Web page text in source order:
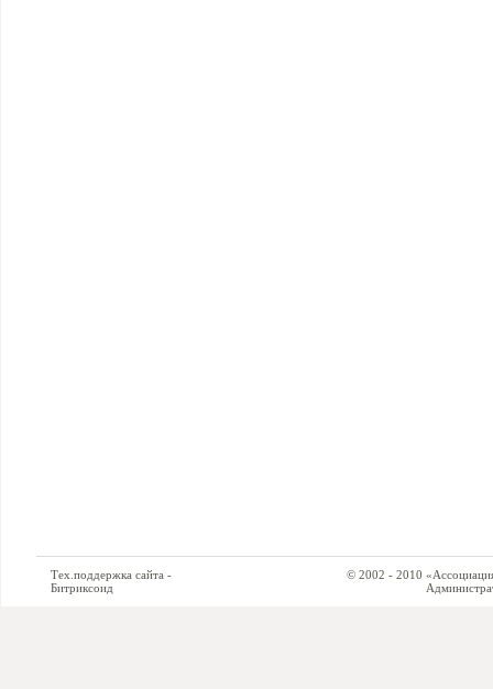
Тех.поддержка сайта -
Битриксоид
© 2002 - 2010 «Ассоциация